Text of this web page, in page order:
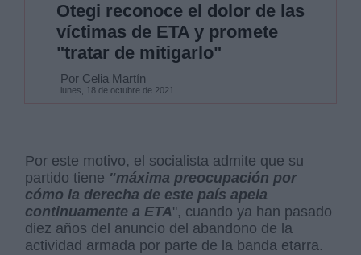
Otegi reconoce el dolor de las
víctimas de ETA y promete
"tratar de mitigarlo"
Por Celia Martín
lunes, 18 de octubre de 2021
Por este motivo, el socialista admite que su
partido tiene "máxima preocupación por
cómo la derecha de este país apela
continuamente a ETA", cuando ya han pasado
diez años del anuncio del abandono de la
actividad armada por parte de la banda etarra.